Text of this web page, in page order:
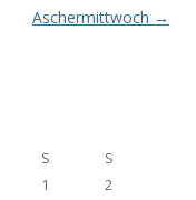
Aschermittwoch →
S
S
1
2